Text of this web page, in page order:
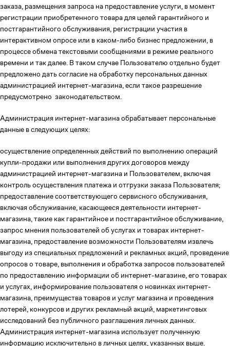
заказа, размещения запроса на предоставление услуги, в момент
регистрации приобретенного товара для целей гарантийного и
постгарантийного обслуживания, регистрации участия в
интерактивном опросе или в каком-либо бизнес предложении, в
процессе обмена текстовыми сообщениями в режиме реального
времени и так далее. В таком случае Пользователю отдельно будет
предложено дать согласие на обработку персональных данных
администрацией интернет-магазина, если такое разрешение
предусмотрено законодательством.
Администрация интернет-магазина обрабатывает персональные
данные в следующих целях:
осуществление определенных действий по выполнению операций
купли-продажи или выполнения других договоров между
администрацией интернет-магазина и Пользователем, включая
контроль осуществления платежа и отгрузки заказа Пользователя;
предоставление соответствующего сервисного обслуживания,
включая обслуживание, касающееся деятельности интернет-
магазина, такие как гарантийное и постгарантийное обслуживание,
запрос мнения пользователей об услугах и товарах интернет-
магазина, предоставление возможности Пользователям извлечь
выгоду из специальных предложений и рекламных акций, проведение
опросов о товаре, выполнения и обработка запросов пользователей
по предоставлению информации об интернет-магазине, его товарах
и услугах, информирование пользователя о новинках интернет-
магазина, преимущества товаров и услуг магазина и проведения
лотерей, конкурсов и других рекламный акций, маркетинговых
исследований без публичного разглашения личных данных.
Администрация интернет-магазина использует полученную
информацию исключительно в личных целях, указанных выше.